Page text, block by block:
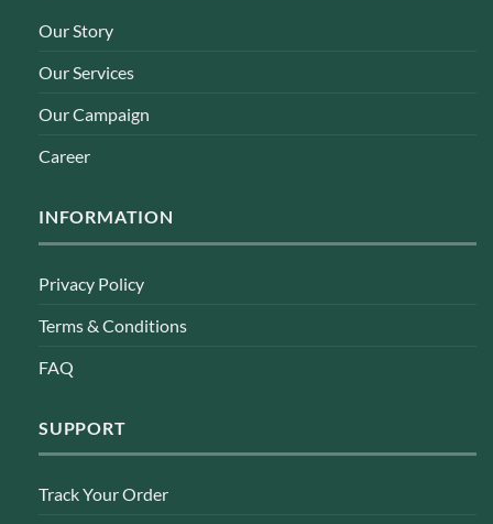
Our Story
Our Services
Our Campaign
Career
INFORMATION
Privacy Policy
Terms & Conditions
FAQ
SUPPORT
Track Your Order